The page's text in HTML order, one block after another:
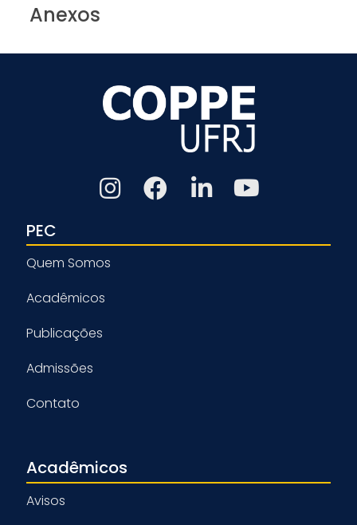
Anexos
PEC
Quem Somos
Acadêmicos
Publicações
Admissões
Contato
Acadêmicos
Avisos